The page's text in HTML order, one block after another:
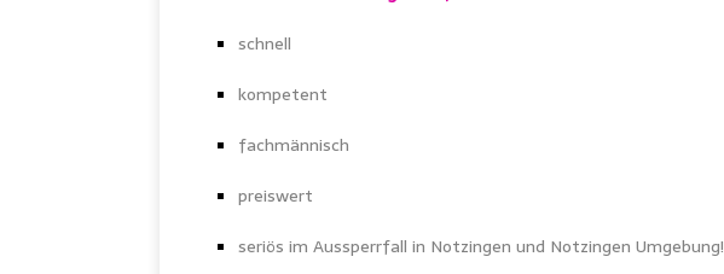
schnell
kompetent
fachmännisch
preiswert
seriös im Aussperrfall in Notzingen und Notzingen Umgebung!